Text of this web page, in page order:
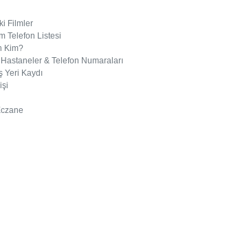
Filmler
Telefon Listesi
Kim?
& Telefon Numaraları
Yeri Kaydı